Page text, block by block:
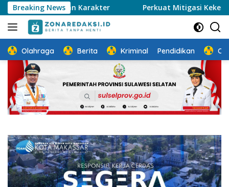
Langsung
ke
konten
Breaking News
Karakter Perkuat Mitigasi Kekeringan, Gubernur
Olahraga Berita Kriminal Pendidikan